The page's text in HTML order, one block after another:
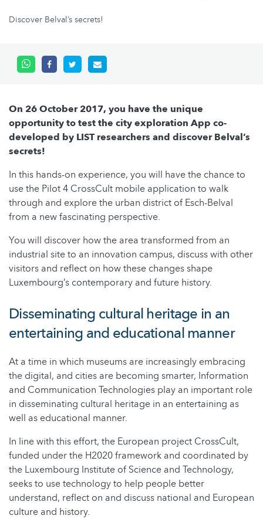
Discover Belval’s secrets!
On 26 October 2017, you have the unique
opportunity to test the city exploration App co-
developed by LIST researchers and discover Belval’s
secrets!
In this hands-on experience, you will have the chance to
use the Pilot 4 CrossCult mobile application to walk
through and explore the urban district of Esch-Belval
from a new fascinating perspective.
You will discover how the area transformed from an
industrial site to an innovation campus, discuss with other
visitors and reflect on how these changes shape
Luxembourg’s contemporary and future history.
Disseminating cultural heritage in an
entertaining and educational manner
At a time in which museums are increasingly embracing
the digital, and cities are becoming smarter, Information
and Communication Technologies play an important role
in disseminating cultural heritage in an entertaining as
well as educational manner.
In line with this effort, the European project CrossCult,
funded under the H2020 framework and coordinated by
the Luxembourg Institute of Science and Technology,
seeks to use technology to help people better
understand, reflect on and discuss national and European
culture and history.